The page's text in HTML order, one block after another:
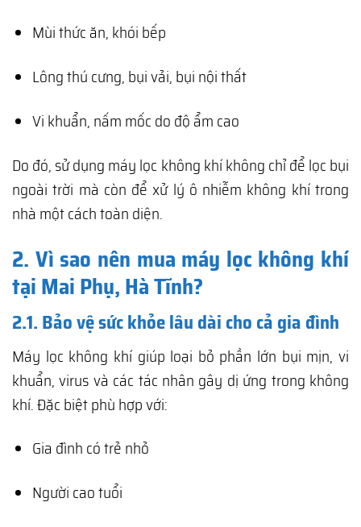
Mùi thức ăn, khói bếp
Lông thú cưng, bụi vải, bụi nội thất
Vi khuẩn, nấm mốc do độ ẩm cao
Do đó, sử dụng máy lọc không khí không chỉ để lọc bụi
ngoài trời mà còn để xử lý ô nhiễm không khí trong
nhà một cách toàn diện.
2. Vì sao nên mua máy lọc không khí
tại Mai Phụ, Hà Tĩnh?
2.1. Bảo vệ sức khỏe lâu dài cho cả gia đình
Máy lọc không khí giúp loại bỏ phần lớn bụi mịn, vi
khuẩn, virus và các tác nhân gây dị ứng trong không
khí. Đặc biệt phù hợp với:
Gia đình có trẻ nhỏ
Người cao tuổi